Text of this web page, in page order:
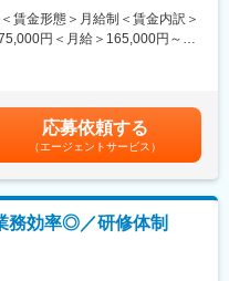
け取り、処方箋の内容をＰＣ
会計の対応も行っていただき
、他薬局等への遣い
でいるため、入社時点での専
を通じて指導およびサポート
ーは未経験で入社した社員も
賃金形態＞月給制＜賃金内訳＞
円＜月給＞165,000円～
通じて上下する可能性があり
めた表記です。
応募依頼する
（エージェントサービス）
務効率◎／研修体制